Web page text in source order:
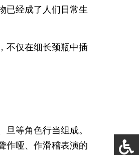
已经成了人们日常生
不仅在细长颈瓶中插
等角色行当组成。
作哑、作滑稽表演的